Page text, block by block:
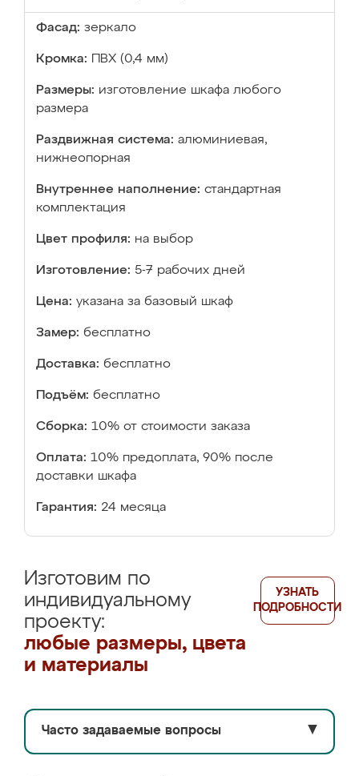
Фасад: зеркало
Кромка: ПВХ (0,4 мм)
Размеры: изготовление шкафа любого
размера
Раздвижная система: алюминиевая,
нижнеопорная
Внутреннее наполнение: стандартная
комплектация
Цвет профиля: на выбор
Изготовление: 5-7 рабочих дней
Цена: указана за базовый шкаф
Замер: бесплатно
Доставка: бесплатно
Подъём: бесплатно
Сборка: 10% от стоимости заказа
Оплата: 10% предоплата, 90% после
доставки шкафа
Гарантия: 24 месяца
Изготовим по
индивидуальному
проекту:
любые размеры, цвета
и материалы
УЗНАТЬ
ПОДРОБНОСТИ
Часто задаваемые вопросы ▼